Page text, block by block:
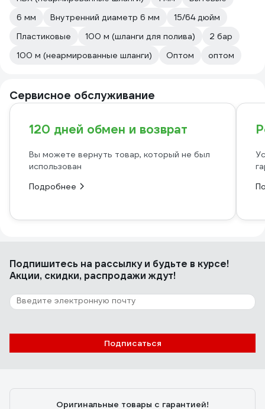
6 мм
Внутренний диаметр 6 мм
15/64 дюйм
Пластиковые
100 м (шланги для полива)
2 бар
100 м (неармированные шланги)
Оптом оптом
Сервисное обслуживание
120 дней обмен и возврат
Вы можете вернуть товар, который не был
использован
Подробнее
Подпишитесь на рассылкуи будьте в курсе!
Акции, скидки, распродажи ждут!
Подписаться
Оригинальные товары с гарантией!